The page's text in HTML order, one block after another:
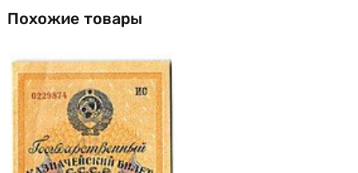
Похожие товары